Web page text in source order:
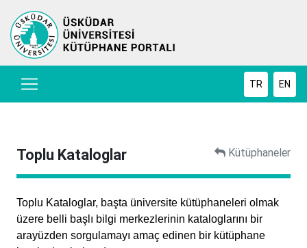
TR EN
Toplu Kataloglar Kütüphaneler
Toplu Kataloglar, başta üniversite kütüphaneleri olmak
üzere belli başlı bilgi merkezlerinin kataloglarını bir
arayüzden sorgulamayı amaç edinen bir kütüphane